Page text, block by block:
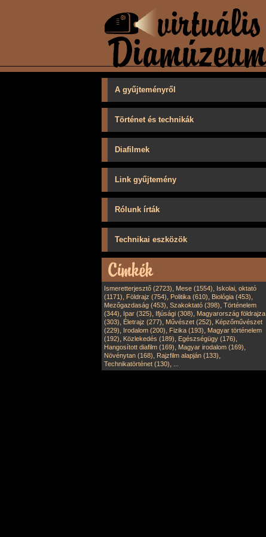
A gyűjteményről
Történet és technikák
Diafilmek
Link gyűjtemény
Rólunk írták
Technikai eszközök
Ismeretterjesztő (2723), Mese (1554), Iskolai, oktató
(1171), Földrajz (754), Politika (610), Biológia (453),
Mezőgazdaság (453), Szakoktató (398), Történelem
(344), Ipar (325), Ifjúsági (308), Magyarország földrajza
(303), Életrajz (277), Művészet (252), Képzőművészet
(229), Irodalom (200), Fizika (193), Magyar történelem
(192), Közlekedés (189), Egészségügy (176),
Hangosított diafilm (169), Magyar irodalom (169),
Növénytan (168), Rajzfilm alapján (133),
Technikatörténet (130),